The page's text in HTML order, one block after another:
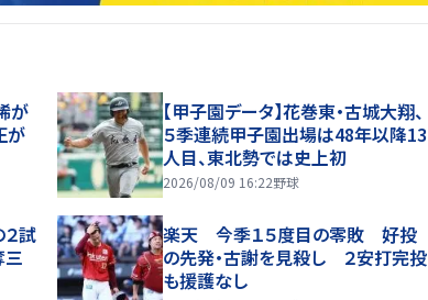
が
が
【甲子園データ】花巻東・古城大翔、
５季連続甲子園出場は48年以降13
人目、東北勢では史上初
2026/08/09 16:22野球
２試
楽天 今季１５度目の零敗 好投
の先発・古謝を見殺し ２安打完投
も援護なし